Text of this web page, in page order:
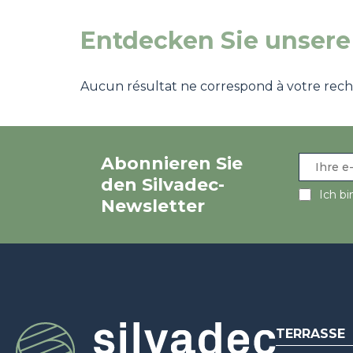
Entdecken Sie
Aucun résultat ne correspond à votre
Abonnieren Sie
den Silvadec-
Newsletter
Ich
TERRASSE